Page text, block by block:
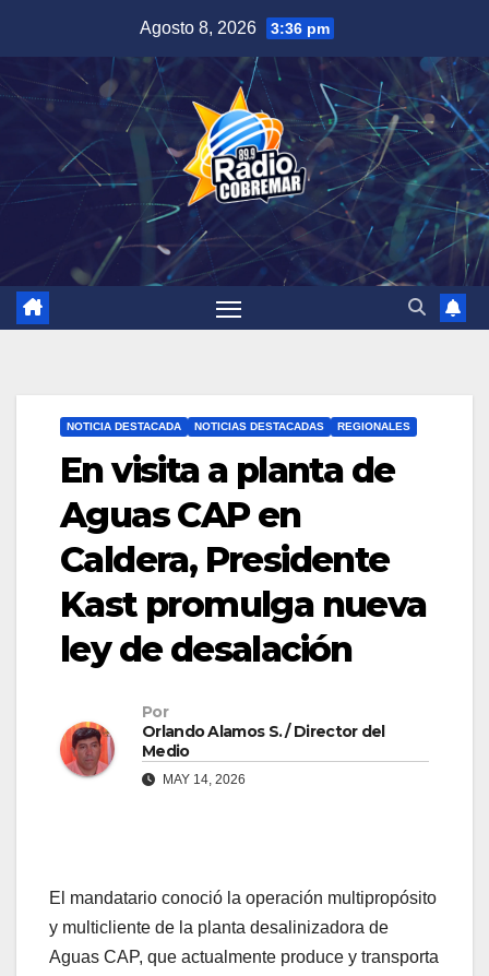
contenido
Agosto 8, 2026 3:36 pm
NOTICIA DESTACADA NOTICIAS DESTACADAS REGIONALES
En visita a planta de
Aguas CAP en
Caldera, Presidente
Kast promulga nueva
ley de desalación
Por
Orlando Alamos S. / Director del
Medio
MAY 14, 2026
El mandatario conoció la operación multipropósito
y multicliente de la planta desalinizadora de
Aguas CAP, que actualmente produce y transporta